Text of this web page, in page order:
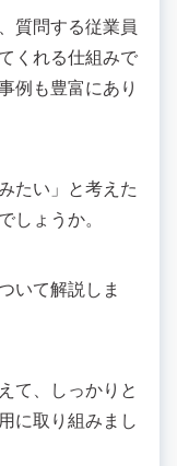
のコツ
る
プ
質問する従業員
くれる仕組みで
例も豊富にあり
たい」と考えた
しょうか。
いて解説しま
て、しっかりと
に取り組みまし